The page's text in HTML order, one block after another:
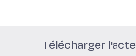
Télécharger l'acte